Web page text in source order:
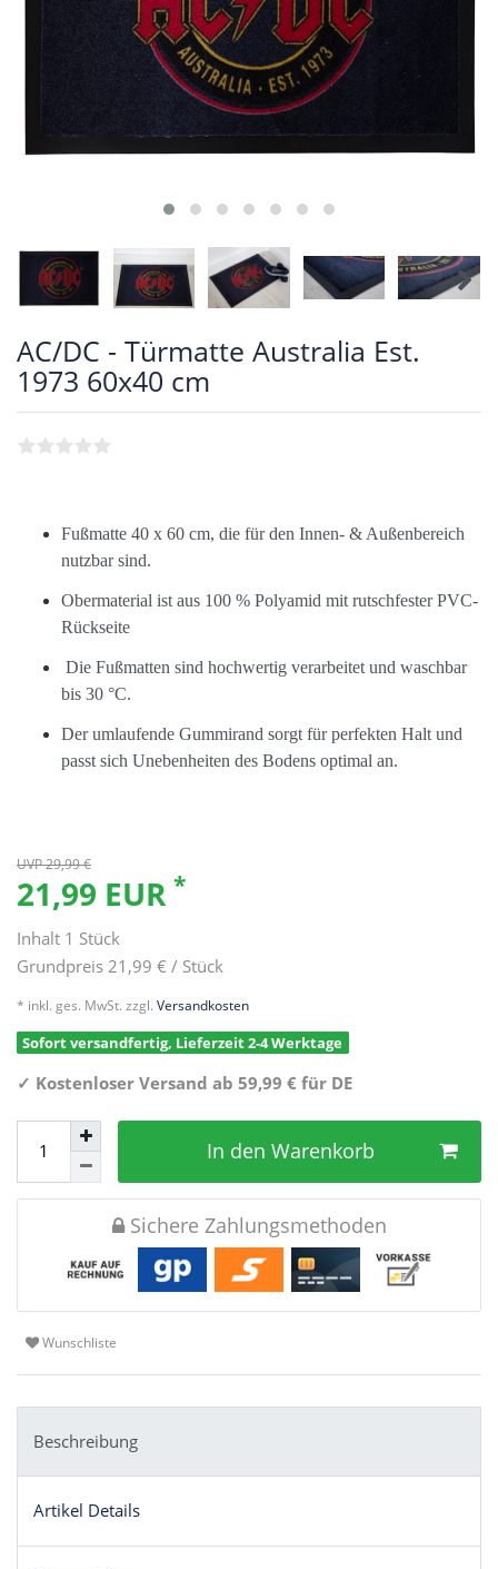
AC/DC - Türmatte Australia Est.
1973 60x40 cm
Fußmatte 40 x 60 cm, die für den Innen- & Außenbereich
nutzbar sind.
Obermaterial ist aus 100 % Polyamid mit rutschfester PVC-
Rückseite
Die Fußmatten sind hochwertig verarbeitet und waschbar
bis 30 °C.
Der umlaufende Gummirand sorgt für perfekten Halt und
passt sich Unebenheiten des Bodens optimal an.
UVP 29,99 €
21,99 EUR *
Inhalt 1 Stück
Grundpreis21,99 € / Stück
* inkl. ges. MwSt. zzgl. Versandkosten
Sofort versandfertig, Lieferzeit 2-4 Werktage
✓ Kostenloser Versand ab 59,99 € für DE
In den Warenkorb
Sichere Zahlungsmethoden
Wunschliste
Beschreibung
Artikel Details